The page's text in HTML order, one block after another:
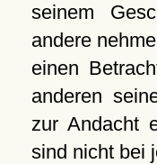
seinem
andere
einen
anderen
zur Andacht
sind nicht bei